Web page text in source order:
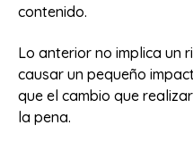
contenido.
Lo anterior no implica un
causar un pequeño
que el cambio que
la pena.